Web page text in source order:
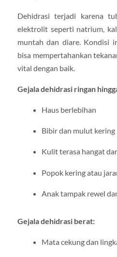
Dehidrasi terjadi karena
elektrolit seperti natrium,
muntah dan diare. Kondisi
bisa mempertahankan
vital dengan baik.
Gejala dehidrasi ringan
Haus berlebihan
Bibir dan mulut kering
Kulit terasa hangat
Popok kering atau
Anak tampak rewel
Gejala dehidrasi berat:
Mata cekung dan